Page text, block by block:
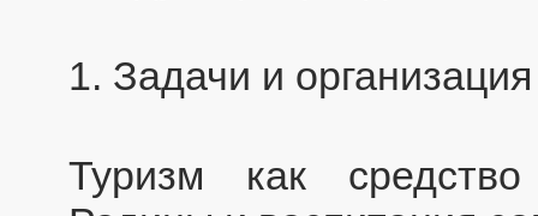
1. Задачи и
Туризм как средство